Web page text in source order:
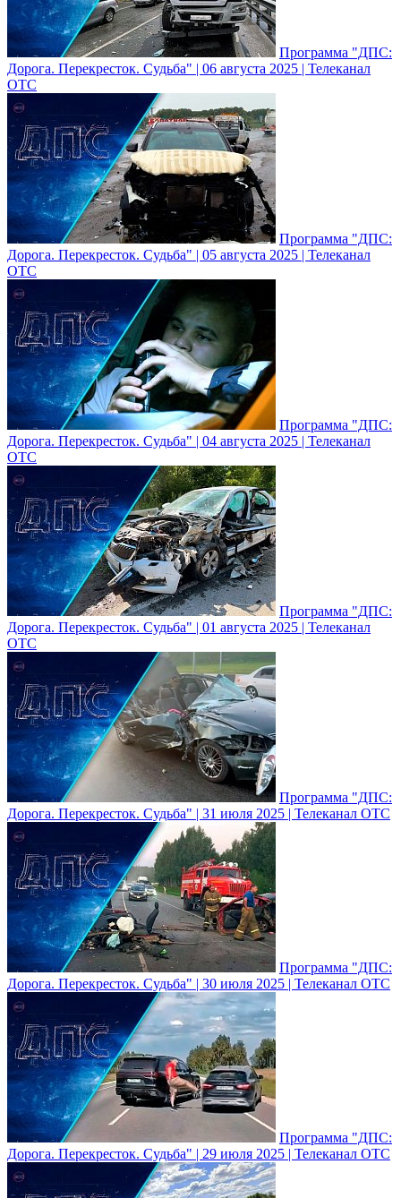
Программа "ДПС:
Дорога. Перекресток. Судьба" | 06 августа 2025 | Телеканал
ОТС
Программа "ДПС:
Дорога. Перекресток. Судьба" | 05 августа 2025 | Телеканал
ОТС
Программа "ДПС:
Дорога. Перекресток. Судьба" | 04 августа 2025 | Телеканал
ОТС
Программа "ДПС:
Дорога. Перекресток. Судьба" | 01 августа 2025 | Телеканал
ОТС
Программа "ДПС:
Дорога. Перекресток. Судьба" | 31 июля 2025 | Телеканал ОТС
Программа "ДПС:
Дорога. Перекресток. Судьба" | 30 июля 2025 | Телеканал ОТС
Программа "ДПС:
Дорога. Перекресток. Судьба" | 29 июля 2025 | Телеканал ОТС